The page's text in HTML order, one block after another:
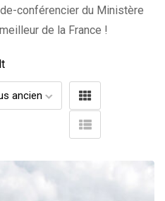
conférencier du Ministère
de la France !